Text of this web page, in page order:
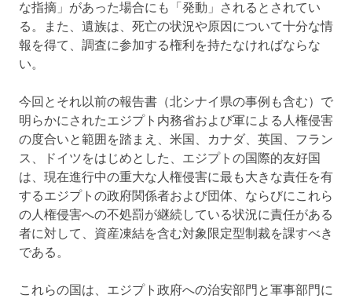
な指摘」があった場合にも「発動」されるとされてい
る。また、遺族は、死亡の状況や原因について十分な情
報を得て、調査に参加する権利を持たなければならな
い。
今回とそれ以前の報告書（北シナイ県の事例も含む）で
明らかにされたエジプト内務省および軍による人権侵害
の度合いと範囲を踏まえ、米国、カナダ、英国、フラン
ス、ドイツをはじめとした、エジプトの国際的友好国
は、現在進行中の重大な人権侵害に最も大きな責任を有
するエジプトの政府関係者および団体、ならびにこれら
の人権侵害への不処罰が継続している状況に責任がある
者に対して、資産凍結を含む対象限定型制裁を課すべき
である。
これらの国は、エジプト政府への治安部門と軍事部門に